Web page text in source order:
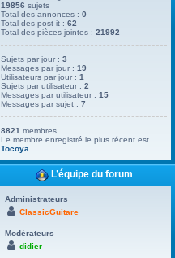
19856 sujets
Total des annonces :0
Total des post-it :62
Total des pièces jointes :21992
Sujets par jour :3
Messages par jour :19
Utilisateurs par jour :1
Sujets par utilisateur :2
Messages par utilisateur :15
Messages par sujet :7
8821 membres
Le membre enregistré le plus récent est
Tocoya
L’équipe du forum
Administrateurs
ClassicGuitare
Modérateurs
didier